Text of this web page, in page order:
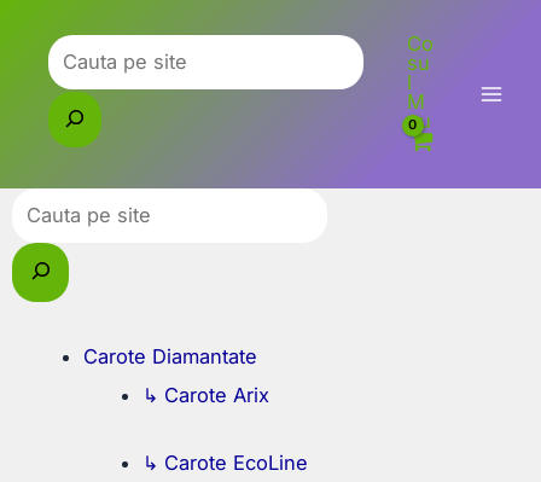
content
Caută
Co
su
l
M
eu
Caută
Carote Diamantate
↳ Carote Arix
↳ Carote EcoLine